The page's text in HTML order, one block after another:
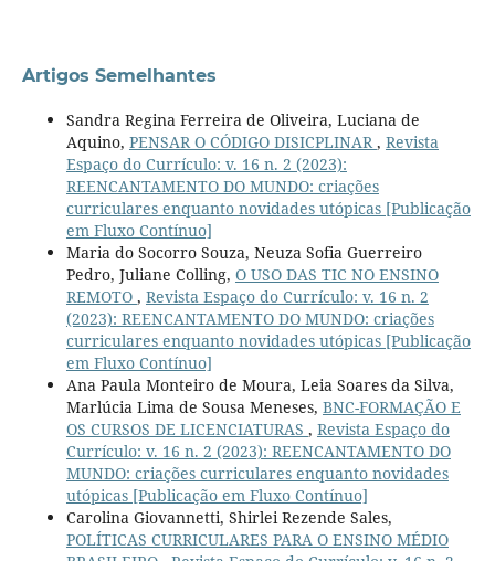
Artigos Semelhantes
Sandra Regina Ferreira de Oliveira, Luciana de
Aquino, PENSAR O CÓDIGO DISICPLINAR , Revista
Espaço do Currículo: v. 16 n. 2 (2023):
REENCANTAMENTO DO MUNDO: criações
curriculares enquanto novidades utópicas [Publicação
em Fluxo Contínuo]
Maria do Socorro Souza, Neuza Sofia Guerreiro
Pedro, Juliane Colling, O USO DAS TIC NO ENSINO
REMOTO , Revista Espaço do Currículo: v. 16 n. 2
(2023): REENCANTAMENTO DO MUNDO: criações
curriculares enquanto novidades utópicas [Publicação
em Fluxo Contínuo]
Ana Paula Monteiro de Moura, Leia Soares da Silva,
Marlúcia Lima de Sousa Meneses, BNC-FORMAÇÃO E
OS CURSOS DE LICENCIATURAS , Revista Espaço do
Currículo: v. 16 n. 2 (2023): REENCANTAMENTO DO
MUNDO: criações curriculares enquanto novidades
utópicas [Publicação em Fluxo Contínuo]
Carolina Giovannetti, Shirlei Rezende Sales,
POLÍTICAS CURRICULARES PARA O ENSINO MÉDIO